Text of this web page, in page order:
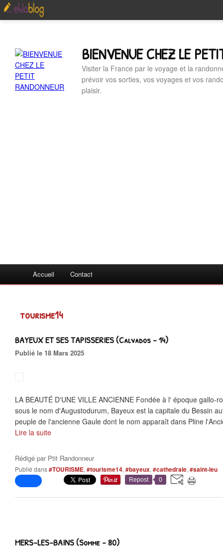
BIENVENUE CHEZ LE
Visiter la France par le voyage et la
prévoir vos sorties, vos voyages et vos
plaisir.
Accueil Contact
tourisme14
BAYEUX ET SES TAPISSERIES (Calvados - 14)
Publié le 18 Mars 2025
LA BEAUTÉ D'UNE VILLE ANCIENNE Fondée à l' époque gallo-
sous le nom d'Augustodurum, Bayeux est la capitale du Bessin
peuple de l'ancienne Gaule dont le nom apparaît dans Pline
Lire la suite
Rédigé par Ptit Randonneur
Publié dans#TOURISME, #tourisme14, #bayeux, #cathedrale, #saint-leu
Repost 0
MERS-LES-BAINS (Somme - 80)